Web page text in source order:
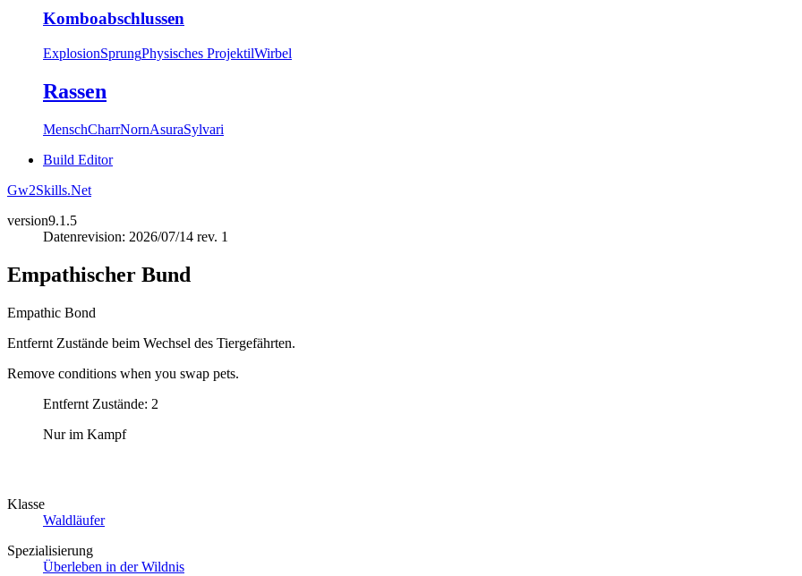
Komboabschlussen
ExplosionSprungPhysisches ProjektilWirbel
Rassen
MenschCharrNornAsuraSylvari
Build Editor
Gw2Skills.Net
version9.1.5
Datenrevision: 2026/07/14 rev. 1
Empathischer Bund
Empathic Bond
Entfernt Zustände beim Wechsel des Tiergefährten.
Remove conditions when you swap pets.
Entfernt Zustände: 2
Nur im Kampf
Klasse
Waldläufer
Spezialisierung
Überleben in der Wildnis